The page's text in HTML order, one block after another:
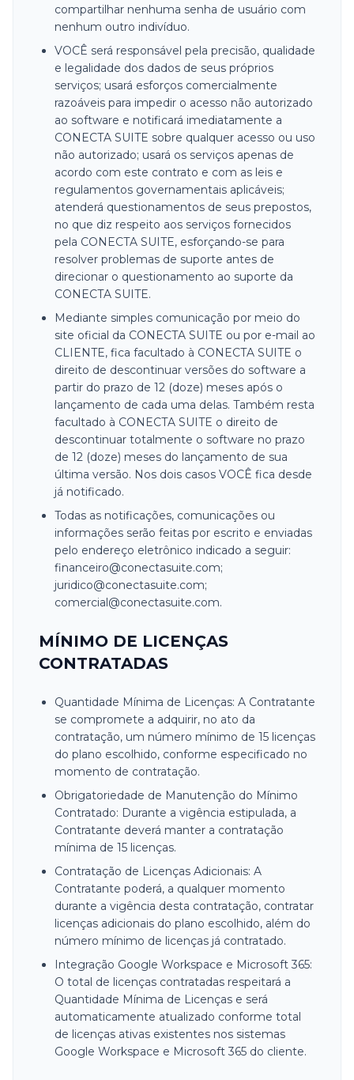
compartilhar nenhuma senha de usuário com
nenhum outro indivíduo.
VOCÊ será responsável pela precisão, qualidade
e legalidade dos dados de seus próprios
serviços; usará esforços comercialmente
razoáveis para impedir o acesso não autorizado
ao software e notificará imediatamente a
CONECTA SUITE sobre qualquer acesso ou uso
não autorizado; usará os serviços apenas de
acordo com este contrato e com as leis e
regulamentos governamentais aplicáveis;
atenderá questionamentos de seus prepostos,
no que diz respeito aos serviços fornecidos
pela CONECTA SUITE, esforçando-se para
resolver problemas de suporte antes de
direcionar o questionamento ao suporte da
CONECTA SUITE.
Mediante simples comunicação por meio do
site oficial da CONECTA SUITE ou por e-mail ao
CLIENTE, fica facultado à CONECTA SUITE o
direito de descontinuar versões do software a
partir do prazo de 12 (doze) meses após o
lançamento de cada uma delas. Também resta
facultado à CONECTA SUITE o direito de
descontinuar totalmente o software no prazo
de 12 (doze) meses do lançamento de sua
última versão. Nos dois casos VOCÊ fica desde
já notificado.
Todas as notificações, comunicações ou
informações serão feitas por escrito e enviadas
pelo endereço eletrônico indicado a seguir:
financeiro@conectasuite.com;
juridico@conectasuite.com;
comercial@conectasuite.com.
MÍNIMO DE LICENÇAS
CONTRATADAS
Quantidade Mínima de Licenças: A Contratante
se compromete a adquirir, no ato da
contratação, um número mínimo de 15 licenças
do plano escolhido, conforme especificado no
momento de contratação.
Obrigatoriedade de Manutenção do Mínimo
Contratado: Durante a vigência estipulada, a
Contratante deverá manter a contratação
mínima de 15 licenças.
Contratação de Licenças Adicionais: A
Contratante poderá, a qualquer momento
durante a vigência desta contratação, contratar
licenças adicionais do plano escolhido, além do
número mínimo de licenças já contratado.
Integração Google Workspace e Microsoft 365:
O total de licenças contratadas respeitará a
Quantidade Mínima de Licenças e será
automaticamente atualizado conforme total
de licenças ativas existentes nos sistemas
Google Workspace e Microsoft 365 do cliente.